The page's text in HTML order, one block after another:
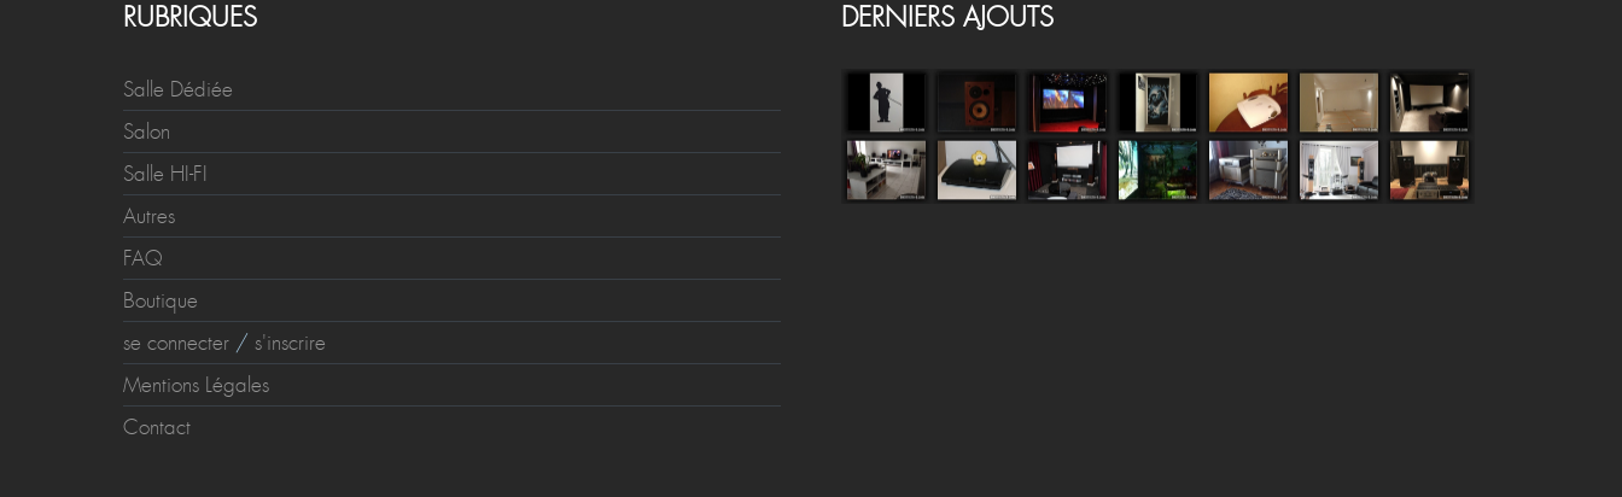
RUBRIQUES
Salle Dédiée
Salon
Salle HI-FI
Autres
FAQ
Boutique
se connecter / s'inscrire
Mentions Légales
Contact
DERNIERS AJOUTS